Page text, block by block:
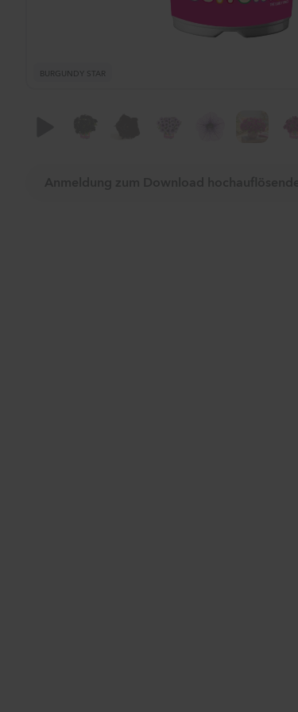
BURGUNDY STAR